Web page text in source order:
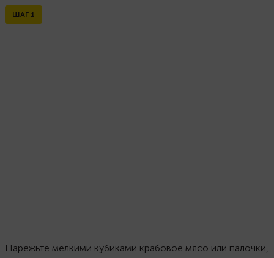
ШАГ 1
Нарежьте мелкими кубиками крабовое мясо или палочки,